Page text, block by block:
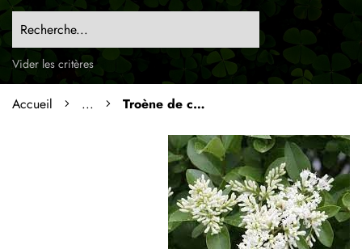
Recherche...
Vider les critères
Accueil ... Troène de californie.